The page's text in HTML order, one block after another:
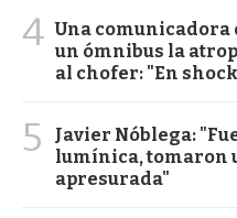
4 Una comunicadora
un ómnibus la
al chofer: "En
5
Javier Nóblega:
lumínica, tomaron
apresurada"